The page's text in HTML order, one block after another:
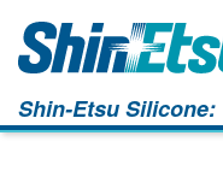
Shin-Etsu Silicone: